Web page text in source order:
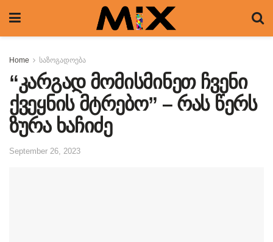
Home საზოგადოება
“კარგად მომისმინეთ ჩვენი
ქვეყნის მტრებო” – რას წერს
ზურა ხაჩიძე
September 26, 2023